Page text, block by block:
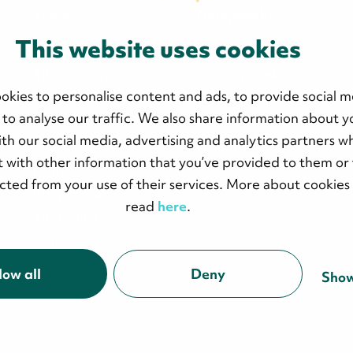
This website uses cookies
to personalise content and ads, to provide social
analyse our traffic. We also share information about
our social media, advertising and analytics partners
with other information that you’ve provided to them
from your use of their services. More about cookies
read here.
all Deny
Miksi Lyyti?
Ominaisuudet
Experience Value
Score (EVS)
Hinta
Integraatiot
Tapahtumat
Asiakastarinat
Online-koulutukset
Tukiportaali
Blogi